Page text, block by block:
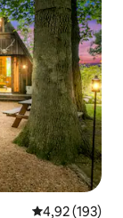
Évaluation
4,92 (193)